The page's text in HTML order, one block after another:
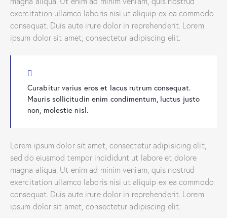
exercitation ullamco laboris nisi ut aliquip ex ea commodo
consequat. Duis aute irure dolor in reprehenderit. Lorem
ipsum dolor sit amet, consectetur adipiscing elit.
Curabitur varius eros et lacus rutrum consequat.
Mauris sollicitudin enim condimentum, luctus justo
non, molestie nisl.
Lorem ipsum dolor sit amet, consectetur adipisicing elit,
sed do eiusmod tempor incididunt ut labore et dolore
magna aliqua. Ut enim ad minim veniam, quis nostrud
exercitation ullamco laboris nisi ut aliquip ex ea commodo
consequat. Duis aute irure dolor in reprehenderit. Lorem
ipsum dolor sit amet, consectetur adipiscing elit.